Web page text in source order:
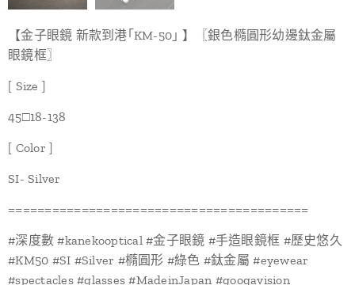
【金子眼鏡 新款到港｢KM-50｣ 】〖銀色橢圓形幼邊鈦金屬
眼鏡框〗
[ Size ]
45□18-138
[ Color ]
SI- Silver
=========================================
#深度數 #kanekooptical #金子眼鏡 #手造眼鏡框 #歷史悠久
#KM50 #SI #Silver #橢圓形 #綠色 #鈦金屬 #eyewear
#spectacles #glasses #MadeinJapan #googavision